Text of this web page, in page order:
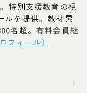
特別支援教育の視
ルを提供。教材累
名超。有料会員継
フィール）